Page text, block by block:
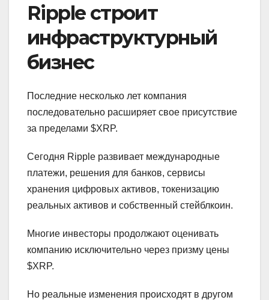
Ripple строит
инфраструктурный
бизнес
Последние несколько лет компания
последовательно расширяет свое присутствие
за пределами $XRP.
Сегодня Ripple развивает международные
платежи, решения для банков, сервисы
хранения цифровых активов, токенизацию
реальных активов и собственный стейблкоин.
Многие инвесторы продолжают оценивать
компанию исключительно через призму цены
$XRP.
Но реальные изменения происходят в другом